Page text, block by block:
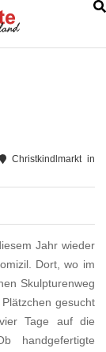
Christkindlmarkt in
Jahr wieder
Dort, wo im
Skulpturenweg
gesucht
Tage auf die
handgefertigte